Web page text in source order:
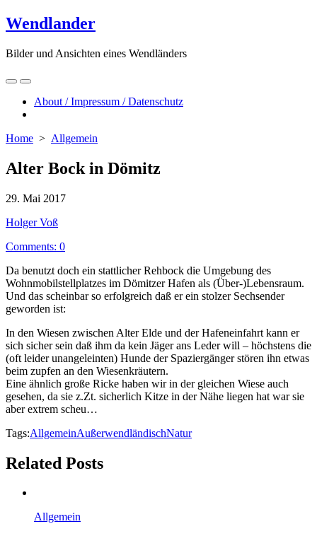
Skip
to
Wendlander
Bilder und Ansichten eines Wendländers
Search
Toggle
Menu
About / Impressum / Datenschutz
Home > Allgemein
Alter Bock in Dömitz
Published
29. Mai 2017
Author
Holger Voß
Comments: 0
Da benutzt doch ein stattlicher Rehbock die Umgebung des
Wohnmobilstellplatzes im Dömitzer Hafen als (Über-)Lebensraum.
Und das scheinbar so erfolgreich daß er ein stolzer Sechsender
geworden ist:
In den Wiesen zwischen Alter Elde und der Hafeneinfahrt kann er
sich sicher sein daß ihm da kein Jäger ans Leder will – höchstens die
(oft leider unangeleinten) Hunde der Spaziergänger stören ihn etwas
beim zupfen an den Wiesenkräutern.
Eine ähnlich große Ricke haben wir in der gleichen Wiese auch
gesehen, da sie z.Zt. sicherlich Kitze in der Nähe liegen hat war sie
aber extrem scheu…
Tags:AllgemeinAußerwendländischNatur
Related Posts
Allgemein